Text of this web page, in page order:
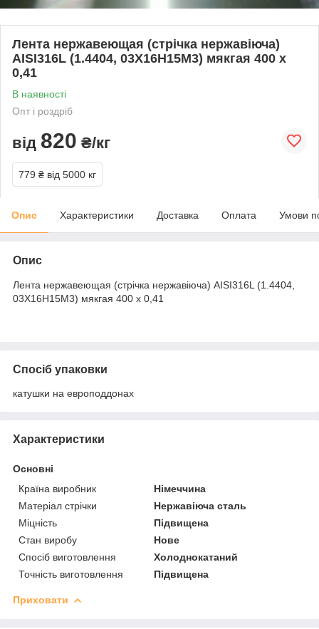
Лента нержавеющая (стрічка нержавіюча)
AISI316L (1.4404, 03Х16Н15М3) мякгая 400 х
0,41
В наявності
Опт і роздріб
від 820 ₴/кг
779 ₴ від 5000 кг
Опис Характеристики Доставка Оплата Умови
Опис
Лента нержавеющая (стрічка нержавіюча) AISI316L (1.4404,
03Х16Н15М3) мякгая 400 х 0,41
Спосіб упаковки
катушки на европоддонах
Характеристики
Основні
Країна виробник
Німеччина
Матеріал стрічки
Нержавіюча сталь
Міцність
Підвищена
Стан виробу
Нове
Спосіб виготовлення
Холоднокатаний
Точність виготовлення
Підвищена
Приховати